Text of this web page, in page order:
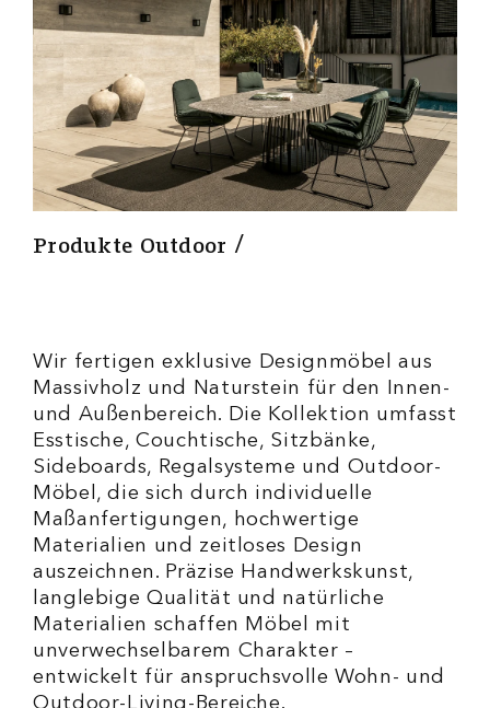
Produkte Outdoor
Wir fertigen exklusive Designmöbel aus
Massivholz und Naturstein für den Innen-
und Außenbereich. Die Kollektion umfasst
Esstische, Couchtische, Sitzbänke,
Sideboards, Regalsysteme und Outdoor-
Möbel, die sich durch individuelle
Maßanfertigungen, hochwertige
Materialien und zeitloses Design
auszeichnen. Präzise Handwerkskunst,
langlebige Qualität und natürliche
Materialien schaffen Möbel mit
unverwechselbarem Charakter –
entwickelt für anspruchsvolle Wohn- und
Outdoor-Living-Bereiche.